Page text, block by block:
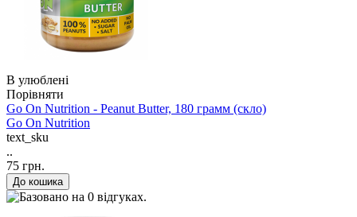
В улюблені
Порівняти
Go On Nutrition - Peanut Butter, 180 грамм (скло)
Go On Nutrition
text_sku
..
75 грн.